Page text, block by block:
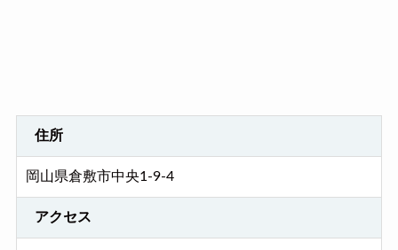
住所
岡山県倉敷市中央1-9-4
アクセス